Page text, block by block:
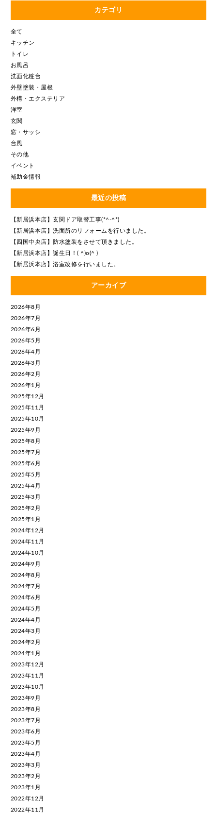
カテゴリ
全て
キッチン
トイレ
お風呂
洗面化粧台
外壁塗装・屋根
外構・エクステリア
洋室
玄関
窓・サッシ
台風
その他
イベント
補助金情報
最近の投稿
【新居浜本店】玄関ドア取替工事(*^-^*)
【新居浜本店】洗面所のリフォームを行いました。
【四国中央店】防水塗装をさせて頂きました。
【新居浜本店】誕生日！( ^)o(^ )
【新居浜本店】浴室改修を行いました。
アーカイブ
2026年8月
2026年7月
2026年6月
2026年5月
2026年4月
2026年3月
2026年2月
2026年1月
2025年12月
2025年11月
2025年10月
2025年9月
2025年8月
2025年7月
2025年6月
2025年5月
2025年4月
2025年3月
2025年2月
2025年1月
2024年12月
2024年11月
2024年10月
2024年9月
2024年8月
2024年7月
2024年6月
2024年5月
2024年4月
2024年3月
2024年2月
2024年1月
2023年12月
2023年11月
2023年10月
2023年9月
2023年8月
2023年7月
2023年6月
2023年5月
2023年4月
2023年3月
2023年2月
2023年1月
2022年12月
2022年11月